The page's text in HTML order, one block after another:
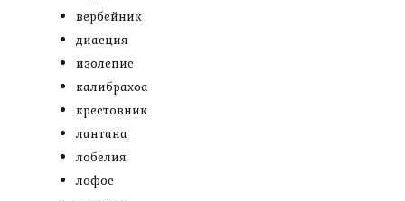
вербейник
диасция
изолепис
калибрахоа
крестовник
лантана
лобелия
лофос